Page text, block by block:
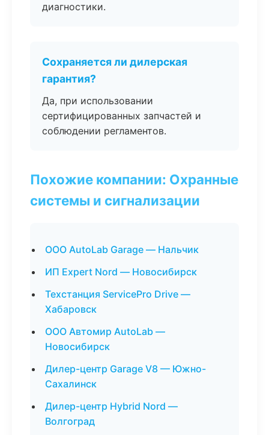
диагностики.
Сохраняется ли дилерская
гарантия?
Да, при использовании
сертифицированных запчастей и
соблюдении регламентов.
Похожие компании: Охранные
системы и сигнализации
ООО AutoLab Garage — Нальчик
ИП Expert Nord — Новосибирск
Техстанция ServicePro Drive —
Хабаровск
ООО Автомир AutoLab —
Новосибирск
Дилер-центр Garage V8 — Южно-
Сахалинск
Дилер-центр Hybrid Nord —
Волгоград